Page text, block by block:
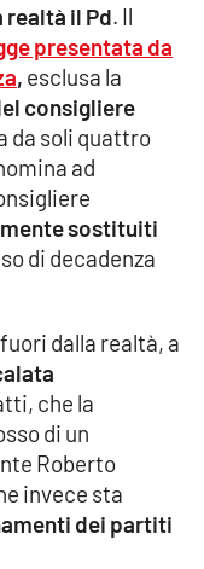
il Pd. Il
presentata da
, esclusa la
consigliere
da soli quattro
ad
sostituiti
di decadenza
dalla realtà, a
che la
di un
Roberto
invece sta
dei partiti